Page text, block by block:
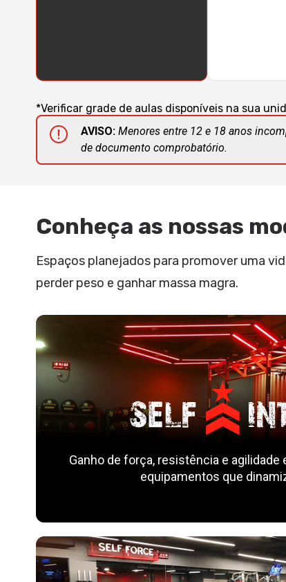
*Verificar grade de aulas disponíveis na sua
AVISO: Menores entre 12 e 18 anos
de documento comprobatório.
Conheça as nossas
Espaços planejados para promover uma
perder peso e ganhar massa magra.
Ganho de força, resistência e
equipamentos que